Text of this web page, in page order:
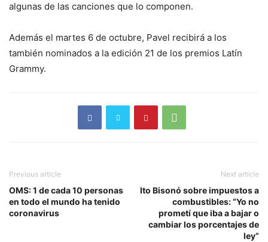
algunas de las canciones que lo componen.
Además el martes 6 de octubre, Pavel recibirá a los
también nominados a la edición 21 de los premios Latín
Grammy.
Previous article
OMS: 1 de cada 10 personas
en todo el mundo ha tenido
coronavirus
Next article
Ito Bisonó sobre impuestos a
combustibles: “Yo no
prometí que iba a bajar o
cambiar los porcentajes de
ley”